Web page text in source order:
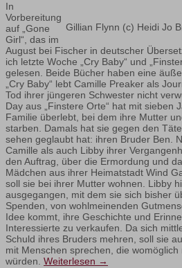
Gillian Flynn (c) Heidi Jo
In
Vorbereitung
auf „Gone
Girl“, das im
August bei Fischer in deutscher
ich letzte Woche „Cry Baby“ und
gelesen. Beide Bücher haben eine
„Cry Baby“ lebt Camille Preaker als
Tod ihrer jüngeren Schwester nicht
Day aus „Finstere Orte“ hat mit sieben
Familie überlebt, bei dem ihre Mutter
starben. Damals hat sie gegen den
sehen geglaubt hat: ihren Bruder Ben.
Camille als auch Libby ihrer
den Auftrag, über die Ermordung und
Mädchen aus ihrer Heimatstadt Wind
soll sie bei ihrer Mutter wohnen. Libby
ausgegangen, mit dem sie sich bisher
Spenden, von wohlmeinenden
Idee kommt, ihre Geschichte und
Interessierte zu verkaufen. Da sich
Schuld ihres Bruders mehren, soll sie
mit Menschen sprechen, die
würden. Weiterlesen →